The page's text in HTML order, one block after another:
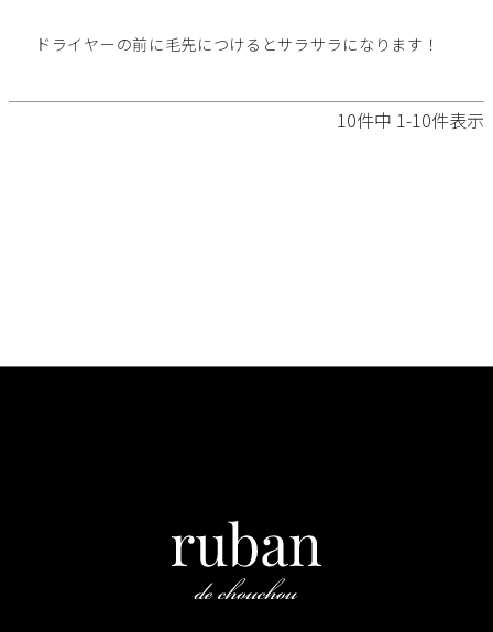
ドライヤーの前に毛先につけるとサラサラになります！
10件中 1-10件表示